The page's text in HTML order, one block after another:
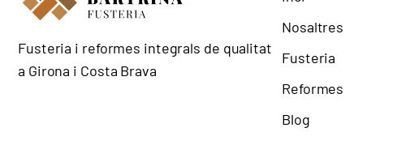
Fusteria i reformes integrals de qualitat
a Girona i Costa Brava
Nosaltres
Fusteria
Reformes
Blog